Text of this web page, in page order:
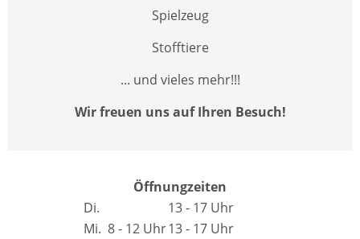
Spielzeug
Stofftiere
... und vieles mehr!!!
Wir freuen uns auf Ihren Besuch!
Öffnungzeiten
Di.
13 - 17 Uhr
Mi. 8 - 12 Uhr13 - 17 Uhr